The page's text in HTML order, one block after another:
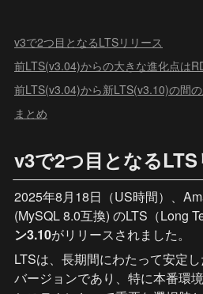
v3で2つ目となるLTSリリース
前LTS(v3.04)からの大きな進化点は
前LTS(v3.04)から新LTS(v3.10)の間
まとめ
v3で2つ目となるLTS
2025年8月18日（US時間）、
(MySQL 8.0互換) のLTS（Long
ン3.10がリリースされました。
LTSは、長期間にわたって安定
バージョンであり、特に本番環